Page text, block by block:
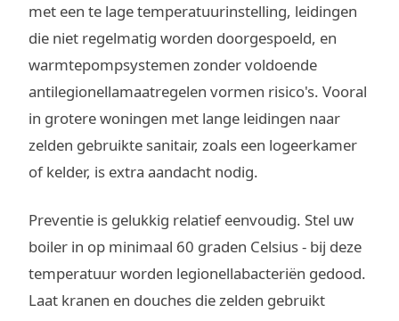
met een te lage temperatuurinstelling, leidingen
die niet regelmatig worden doorgespoeld, en
warmtepompsystemen zonder voldoende
antilegionellamaatregelen vormen risico's. Vooral
in grotere woningen met lange leidingen naar
zelden gebruikte sanitair, zoals een logeerkamer
of kelder, is extra aandacht nodig.
Preventie is gelukkig relatief eenvoudig. Stel uw
boiler in op minimaal 60 graden Celsius - bij deze
temperatuur worden legionellabacteriën gedood.
Laat kranen en douches die zelden gebruikt